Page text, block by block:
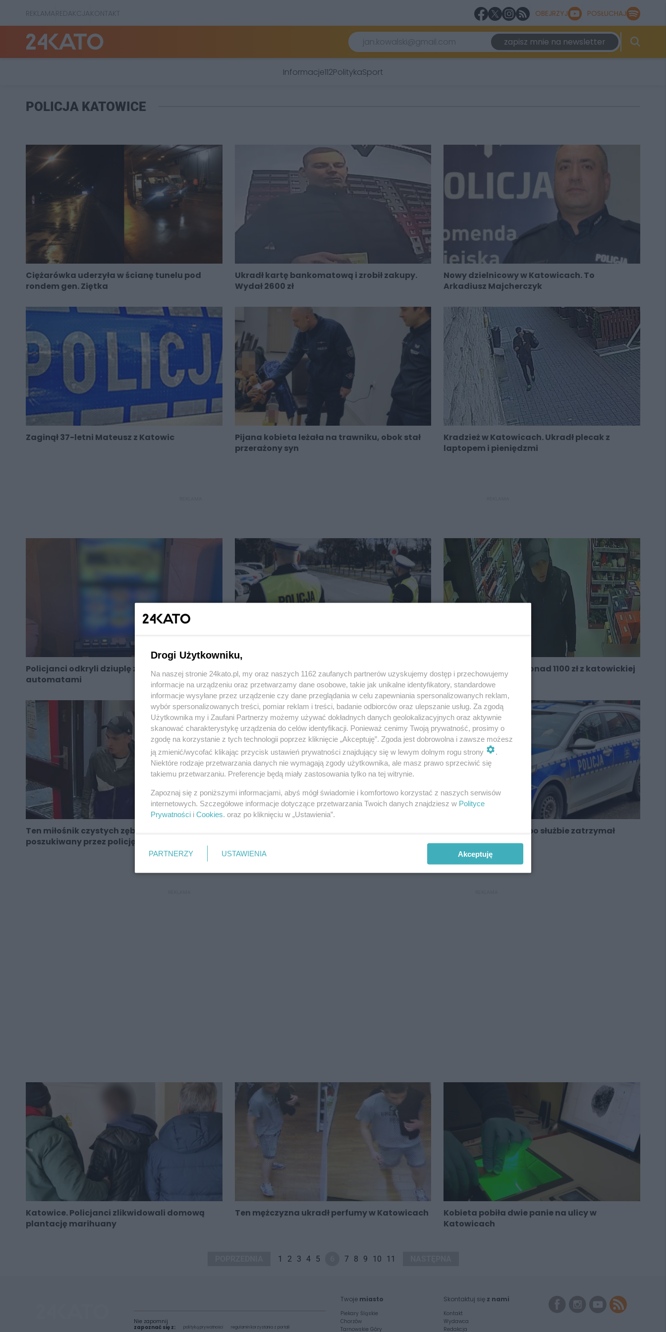
REKLAMAREDAKCJAKONTAKT OBEJRZYJ POSŁUCHAJ
zapisz mnie na newsletter
Informacje112PolitykaSport
POLICJA KATOWICE
Ciężarówka uderzyła w ścianę tunelu pod
rondem gen. Ziętka
Ukradł kartę bankomatową i zrobił zakupy.
Wydał 2600 zł
Nowy dzielnicowy w Katowicach. To
Arkadiusz Majcherczyk
Zaginął 37-letni Mateusz z Katowic
Pijana kobieta leżała na trawniku, obok stał
przerażony syn
Kradzież w Katowicach. Ukradł plecak z
laptopem i pieniędzmi
Policjanci odkryli dziuplę z nielegalnymi
automatami
89 zdarzeń drogowych w Katowicach w
okresie świąt
Ukradł perfumy za ponad 1100 zł z katowickiej
drogerii
Ten miłośnik czystych zębów jest
poszukiwany przez policję
Katowicki policjant po służbie zatrzymał
pijanego kierowcę
Katowice. Policjanci zlikwidowali domową
plantację marihuany
Ten mężczyzna ukradł perfumy w Katowicach
Kobieta pobiła dwie panie na ulicy w
Katowicach
1 2 3 4 5 7 8 9 10 11
Nie zapomnij
zapoznać się z:
polityką prywatności regulamin korzystania z portali
Twoje miasto
Piekary Śląskie
Chorzów
Tarnowskie Góry
Skontaktuj się z nami
Kontakt
Wydawca
Redakcja
Drogi Użytkowniku,
Na naszej stronie 24kato.pl, my oraz naszych 1162 zaufanych partnerów uzyskujemy dostęp i przechowujemy
informacje na urządzeniu oraz przetwarzamy dane osobowe, takie jak unikalne identyfikatory, standardowe
informacje wysyłane przez urządzenie czy dane przeglądania w celu zapewniania spersonalizowanych reklam,
wybór spersonalizowanych treści, pomiar reklam i treści, badanie odbiorców oraz ulepszanie usług. Za zgodą
Użytkownika my i Zaufani Partnerzy możemy używać dokładnych danych geolokalizacyjnych oraz aktywnie
skanować charakterystykę urządzenia do celów identyfikacji. Ponieważ cenimy Twoją prywatność, prosimy o
zgodę na korzystanie z tych technologii poprzez kliknięcie „Akceptuję”. Zgoda jest dobrowolna i zawsze możesz
ją zmienić/wycofać klikając przycisk ustawień prywatności znajdujący się w lewym dolnym rogu strony
Niektóre rodzaje przetwarzania danych nie wymagają zgody użytkownika, ale masz prawo sprzeciwić się
takiemu przetwarzaniu. Preferencje będą miały zastosowania tylko na tej witrynie.
Zapoznaj się z poniższymi informacjami, abyś mógł świadomie i komfortowo korzystać z naszych serwisów
internetowych. Szczegółowe informacje dotyczące przetwarzania Twoich danych znajdziesz w Polityce
Prywatności i Cookies . oraz po kliknięciu w „Ustawienia”.
PARTNERZY USTAWIENIA Akceptuję